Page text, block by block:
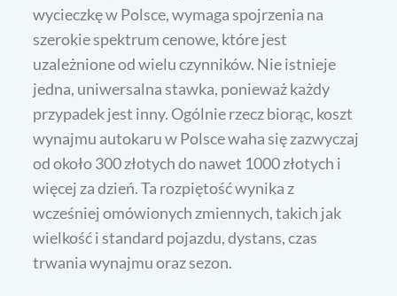
wycieczkę w Polsce, wymaga spojrzenia na
szerokie spektrum cenowe, które jest
uzależnione od wielu czynników. Nie istnieje
jedna, uniwersalna stawka, ponieważ każdy
przypadek jest inny. Ogólnie rzecz biorąc, koszt
wynajmu autokaru w Polsce waha się zazwyczaj
od około 300 złotych do nawet 1000 złotych i
więcej za dzień. Ta rozpiętość wynika z
wcześniej omówionych zmiennych, takich jak
wielkość i standard pojazdu, dystans, czas
trwania wynajmu oraz sezon.